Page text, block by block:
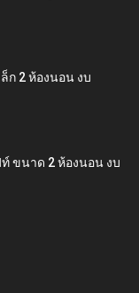
ก 2 ห้องนอน งบ
ขนาด 2 ห้องนอน งบ